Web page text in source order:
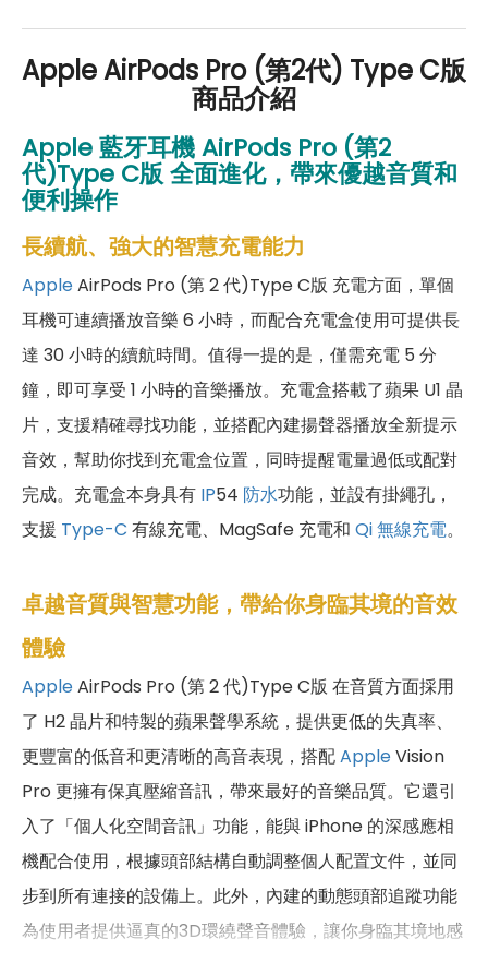
Apple AirPods Pro (第2代) Type C版
商品介紹
Apple 藍牙耳機 AirPods Pro (第2
代)Type C版全面進化，帶來優越音質和
便利操作
長續航、強大的智慧充電能力
AppleAirPods Pro (第 2 代)Type C版 充電方面，單個
耳機可連續播放音樂 6 小時，而配合充電盒使用可提供長
達 30 小時的續航時間。值得一提的是，僅需充電 5 分
鐘，即可享受 1 小時的音樂播放。充電盒搭載了蘋果 U1 晶
片，支援精確尋找功能，並搭配內建揚聲器播放全新提示
音效，幫助你找到充電盒位置，同時提醒電量過低或配對
完成。充電盒本身具有 IP54 防水功能，並設有掛繩孔，
支援 Type-C 有線充電、MagSafe 充電和 Qi 無線充電。
卓越音質與智慧功能，帶給你身臨其境的音效
體驗
AppleAirPods Pro (第 2 代)Type C版 在音質方面採用
了 H2 晶片和特製的蘋果聲學系統，提供更低的失真率、
更豐富的低音和更清晰的高音表現，搭配AppleVision
Pro 更擁有保真壓縮音訊，帶來最好的音樂品質。它還引
入了「個人化空間音訊」功能，能與 iPhone 的深感應相
機配合使用，根據頭部結構自動調整個人配置文件，並同
步到所有連接的設備上。此外，內建的動態頭部追蹤功能
為使用者提供逼真的3D環繞聲音體驗，讓你身臨其境地感